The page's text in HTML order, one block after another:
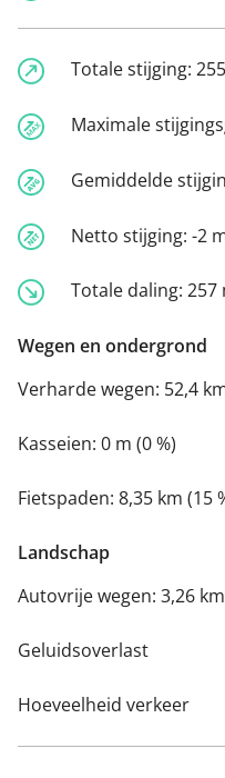
Totale stijging:
Maximale
Gemiddelde
Netto stijging: -2
Totale daling: 257
Wegen en ondergrond
Verharde wegen: 52,4
Kasseien: 0 m (0 %)
Fietspaden: 8,35 km (15
Landschap
Autovrije wegen: 3,26
Geluidsoverlast
Hoeveelheid verkeer